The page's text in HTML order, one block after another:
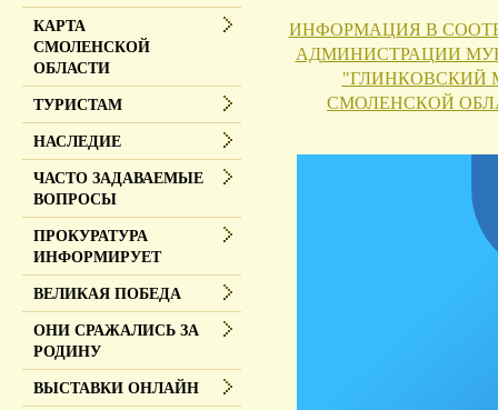
ИНФОРМАЦИЯ В
АДМИНИСТРАЦИИ
"ГЛИНКОВСКИЙ
СМОЛЕНСКОЙ
КАРТА
СМОЛЕНСКОЙ
ОБЛАСТИ
ТУРИСТАМ
НАСЛЕДИЕ
ЧАСТО ЗАДАВАЕМЫЕ
ВОПРОСЫ
ПРОКУРАТУРА
ИНФОРМИРУЕТ
ВЕЛИКАЯ ПОБЕДА
ОНИ СРАЖАЛИСЬ ЗА
РОДИНУ
ВЫСТАВКИ ОНЛАЙН